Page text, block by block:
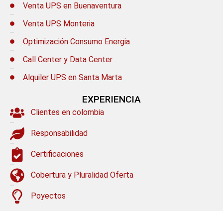
Venta UPS en Buenaventura
Venta UPS Monteria
Optimización Consumo Energia
Call Center y Data Center
Alquiler UPS en Santa Marta
EXPERIENCIA
Clientes en colombia
Responsabilidad
Certificaciones
Cobertura y Pluralidad Oferta
Poyectos